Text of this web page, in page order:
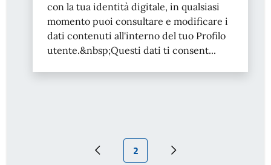
con la tua identità digitale, in qualsiasi
momento puoi consultare e modificare i
dati contenuti all'interno del tuo Profilo
utente.&nbsp;Questi dati ti consent...
Pagina precedente
Pagina attuale
2 Prossima pagina